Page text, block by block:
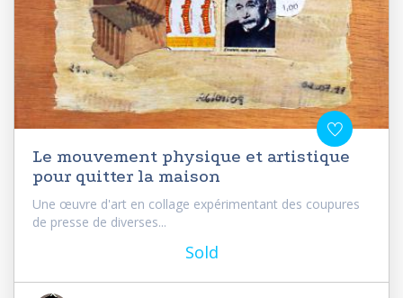
Le mouvement physique et artistique
pour quitter la maison
Une œuvre d'art en collage expérimentant des coupures
de presse de diverses...
Sold